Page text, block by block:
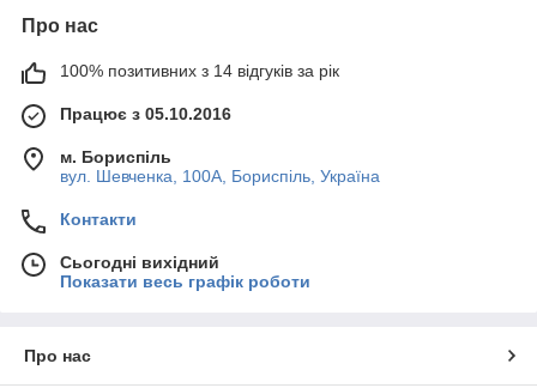
Про нас
100% позитивних з 14 відгуків за рік
Працює з 05.10.2016
м. Бориспіль
вул. Шевченка, 100А, Бориспіль, Україна
Контакти
Сьогодні вихідний
Показати весь графік роботи
Про нас